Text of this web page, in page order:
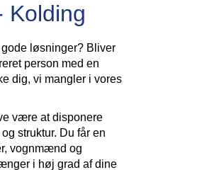
Kolding
løsninger? Bliver
person med en
dig, vi mangler i vores
være at disponere
struktur. Du får en
vognmænd og
i høj grad af dine